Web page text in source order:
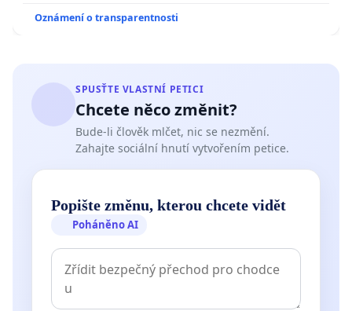
Oznámení o transparentnosti
SPUSŤTE VLASTNÍ PETICI
Chcete něco změnit?
Bude-li člověk mlčet, nic se nezmění.
Zahajte sociální hnutí vytvořením petice.
Popište změnu, kterou chcete vidět
Poháněno AI